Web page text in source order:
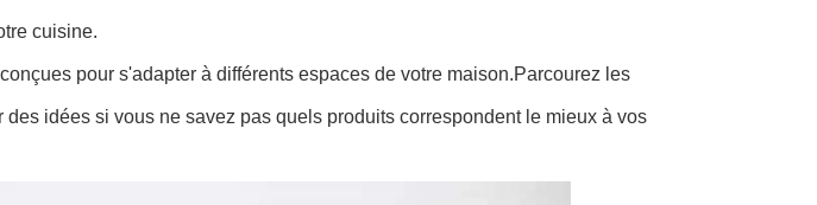
cuisine.
pour s'adapter à différents espaces de votre maison.Parcourez les
idées si vous ne savez pas quels produits correspondent le mieux à vos